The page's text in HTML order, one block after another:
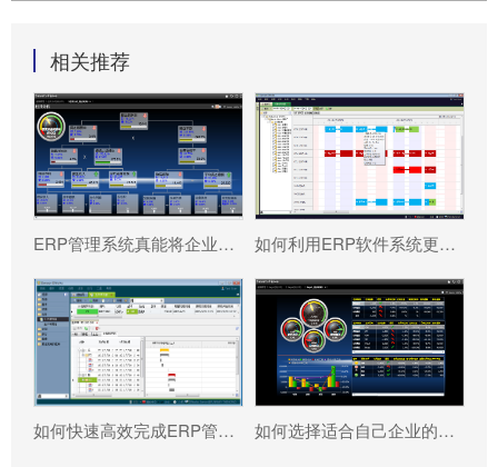
相关推荐
ERP管理系统真能将企业数据转化为可执行决策吗? 如何利用ERP软件系统更好提升企业运营效率?
如何快速高效完成ERP管理系统配置? 如何选择适合自己企业的ERP软件?